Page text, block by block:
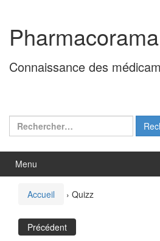
contenu
menu
principal
Pharmacorama
Connaissance des
Rechercher :
Menu
Accueil › Quizz
Précédent